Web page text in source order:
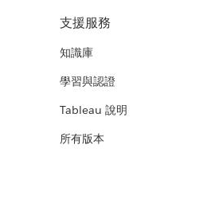
支援服務
知識庫
學習與認證
Tableau 說明
所有版本